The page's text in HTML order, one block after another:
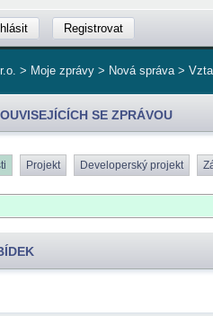
Registrovat
> Moje zprávy > Nová správa >
SE ZPRÁVOU
Projekt Developerský projekt